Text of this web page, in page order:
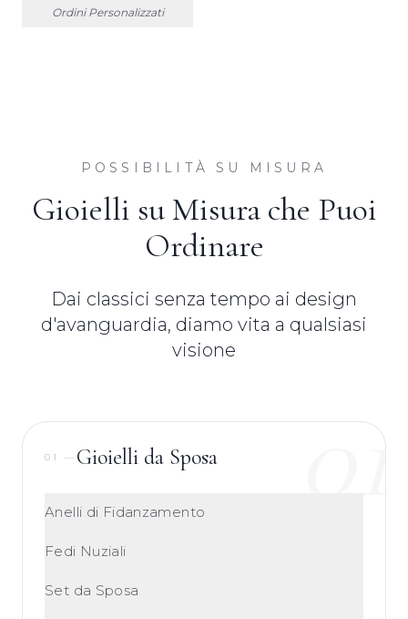
Ordini Personalizzati
POSSIBILITÀ SU MISURA
Gioielli su Misura che Puoi
Ordinare
Dai classici senza tempo ai design
d'avanguardia, diamo vita a qualsiasi
visione
01
01 — Gioielli da Sposa
Anelli di Fidanzamento
Fedi Nuziali
Set da Sposa